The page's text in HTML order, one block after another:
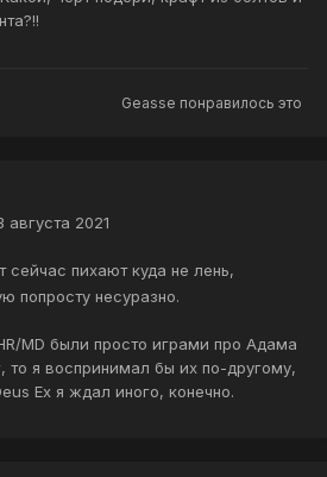
Geasse понравилось это
августа 2021
сейчас пихают куда не лень,
попросту несуразно.
MD были просто играми про Адама
то я воспринимал бы их по-другому,
Ex я ждал иного, конечно.